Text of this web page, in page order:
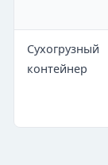
Сухогрузный
контейнер